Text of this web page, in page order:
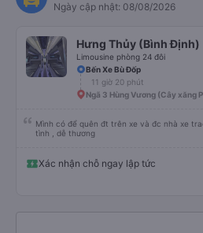
Ngày cập nhật: 08/08/2026
Hưng Thủy (Bình Định)
Limousine phòng 24 đôi
Bến Xe Bù Đốp
11 giờ 20 phút
Ngã 3 Hùng Vương (Cây xăng
Mình có để quên đt trên xe và đc nhà xe
tình , dễ thương
Xác nhận chỗ ngay lập tức